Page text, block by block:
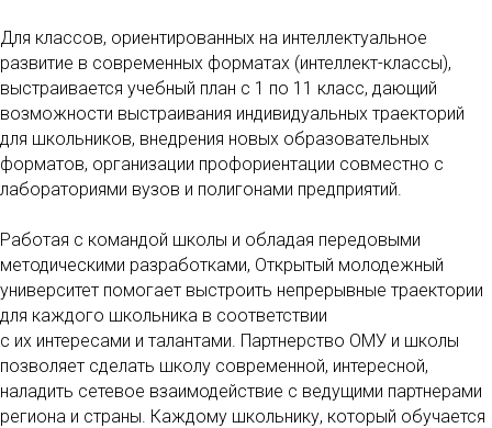
Для классов, ориентированных на интеллектуальное
развитие в современных форматах (интеллект-классы),
выстраивается учебный план с 1 по 11 класс, дающий
возможности выстраивания индивидуальных траекторий
для школьников, внедрения новых образовательных
форматов, организации профориентации совместно с
лабораториями вузов и полигонами предприятий.
Работая с командой школы и обладая передовыми
методическими разработками, Открытый молодежный
университет помогает выстроить непрерывные траектории
для каждого школьника в соответствии
с их интересами и талантами. Партнерство ОМУ и школы
позволяет сделать школу современной, интересной,
наладить сетевое взаимодействие с ведущими партнерами
региона и страны. Каждому школьнику, который обучается